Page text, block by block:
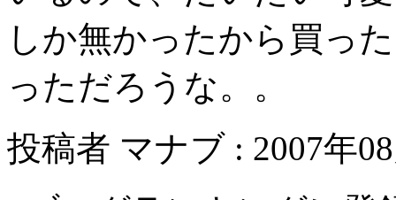
しか無かったから買っ
っただろうな。。
投稿者 マナブ : 2007年